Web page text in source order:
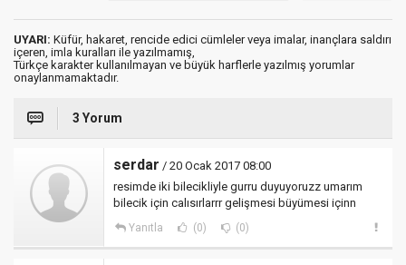
UYARI: Küfür, hakaret, rencide edici cümleler veya imalar, inançlara saldırı
içeren, imla kuralları ile yazılmamış,
Türkçe karakter kullanılmayan ve büyük harflerle yazılmış yorumlar
onaylanmamaktadır.
3 Yorum
serdar / 20 Ocak 2017 08:00
resimde iki bilecikliyle gurru duyuyoruzz umarım
bilecik için calısırlarrr gelişmesi büyümesi içinn
Yanıtla (0) (0)